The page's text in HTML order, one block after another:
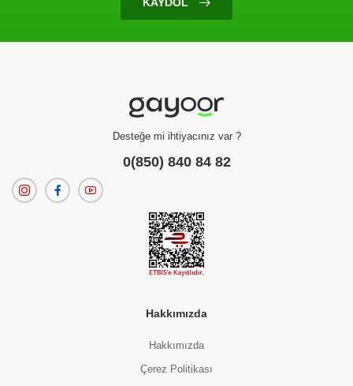
Desteğe mi ihtiyacınız var ?
0(850) 840 84 82
Hakkımızda
Hakkımızda
Çerez Politikası